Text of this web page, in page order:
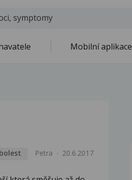
Mobilní aplikace
Petra 20.6.2017